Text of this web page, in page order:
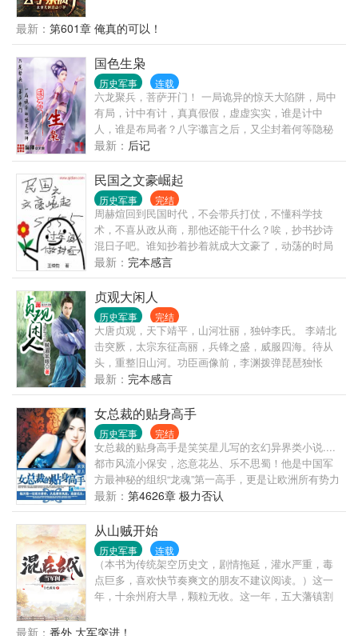
手干，一发不可收拾。当始皇陛下东巡期间收到源源
不断的奏报，表情愈发古怪：这文武百官...编奏疏怎
么越编越离谱？待到东巡归来，始皇陛下看着大秦帝
国的船新版本，怒喝道：寡人让你监国，不是重建大
秦！
最新： 第601章 俺真的可以！
国色生枭
历史军事 连载
六龙聚兵，菩萨开门！ 一局诡异的惊天大陷阱，局中
有局，计中有计，真真假假，虚虚实实，谁是计中
人，谁是布局者？八字谶言之后，又尘封着何等隐秘
的故事？是狼巡天下？还是狡狐瞒世？ 一曲曲未了的
壮士赞歌，一幕幕卷起的美人珠帘！ —————-沙
—-漠—-精—-品———————- -PS① 本人已完成
《江山》《权臣》两部小说，全本近六百万
最新： 后记
民国之文豪崛起
历史军事 完结
周赫煊回到民国时代，不会带兵打仗，不懂科学技
术，不喜从政从商，那他还能干什么？唉，抄书抄诗
混日子吧。谁知抄着抄着就成大文豪了，动荡的时局
推着周赫煊不断向前。有人崇拜他，有人仇视他，还
有人想杀他，欲除之而后快。京派海派、郭鲁骂战、
西南联大……哦，对了，还有太太的客厅，林徽因先
生你好。
最新： 完本感言
贞观大闲人
历史军事 完结
大唐贞观，天下靖平，山河壮丽，独钟李氏。 李靖北
击突厥，太宗东征高丽，兵锋之盛，威服四海。待从
头，重整旧山河。功臣画像前，李渊拨弹琵琶独怅
然，凌烟楼阁上，李世民大醉翩翩舞春风。 中国历史
上最壮丽，最磅礴，最意气风发的年代里，长安古都
外，一位粗衣陋衫的少年郎看着落日余晖里的皇城，
露出了笑容……
最新： 完本感言
女总裁的贴身高手
历史军事 完结
女总裁的贴身高手是笑笑星儿写的玄幻异界类小说....
都市风流小保安，恣意花丛、乐不思蜀！他是中国军
方最神秘的组织“龙魂”第一高手，更是让欧洲所有势力
深深恐惧的“地狱”缔造者。他厌倦一切重回都市，从
此，可是一心安居生活的他却忽然发现自己身边聚集
了女神级美女老婆、暴力警花、熟美的办公室主任、
淡雅的大学导师、清纯的小秘书，冷艳的黑道美女等
一系列的各色极品美女，最要命的是每一个女人的身
上都带着一堆甩不掉的麻烦。
最新： 第4626章 极力否认
从山贼开始
历史军事 连载
（本书为传统架空历史文，剧情拖延，灌水严重，毒
点巨多，喜欢快节奏爽文的朋友不建议阅读。）这一
年，十余州府大旱，颗粒无收。这一年，五大藩镇割
九峰山一名大山贼。
最新： 番外 大军突进！